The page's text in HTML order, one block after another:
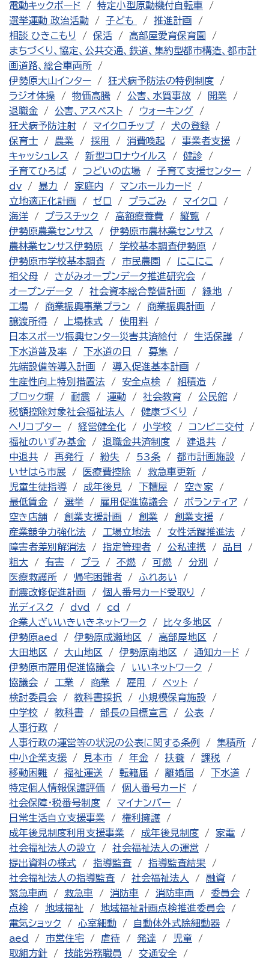
電動キックボード
特定小型原動機付自転車
選挙運動 政治活動
子ども
推進計画
相談 ひきこもり
保活
高部屋愛育保育園
まちづくり、協定、公共交通、鉄道、集約型都市構造、都市計
画道路、総合車両所
伊勢原大山インター
狂犬病予防法の特例制度
ラジオ体操
物価高騰 公害、水質事故
開業
退職金
公害、アスベスト
ウォーキング
狂犬病予防注射
マイクロチップ
犬の登録
保育士
農業 採用 消費喚起
事業者支援
キャッシュレス
新型コロナウイルス
健診
子育てひろば
つどいの広場
子育て支援センター
dv
暴力 家庭内
マンホールカード
立地適正化計画
ゼロ プラごみ
マイクロ
海洋
プラスチック 高額療養費
縦覧
伊勢原農業センサス
伊勢原市農林業センサス
農林業センサス伊勢原
学校基本調査伊勢原
伊勢原市学校基本調査
市民農園
にこにこ
祖父母
さがみオープンデータ推進研究会
オープンデータ
社会資本総合整備計画
緑地
工場
商業振興事業プラン
商業振興計画
譲渡所得
上場株式
使用料
日本スポーツ振興センター災害共済給付
生活保護
下水道普及率
下水道の日
募集
先端設備等導入計画
導入促進基本計画
生産性向上特別措置法
安全点検
組積造
ブロック塀
耐震 運動 社会教育
公民館
税額控除対象社会福祉法人
健康づくり
ヘリコプター
経営健全化 小学校
コンビニ交付
福祉のいずみ基金
退職金共済制度
建退共
中退共
再発行 紛失 53条
都市計画施設
いせはら市展
医療費控除
救急車更新
児童生徒指導
成年後見 下糟屋
空き家
最低賃金
選挙 雇用促進協議会
ボランティア
空き店舗
創業支援計画 創業
創業支援
産業競争力強化法
工場立地法
女性活躍推進法
障害者差別解消法
指定管理者 公私連携
品目
粗大
有害 プラ 不燃 可燃
分別
医療救護所
帰宅困難者
ふれあい
耐震改修促進計画
個人番号カード受取り
光ディスク
dvd
cd
企業人ざいいきいきネットワーク
比々多地区
伊勢原aed
伊勢原成瀬地区
高部屋地区
大田地区
大山地区 伊勢原南地区
通知カード
伊勢原市雇用促進協議会
いいネットワーク
協議会
工業 商業 雇用
ペット
検討委員会
教科書採択
小規模保育施設
中学校
教科書 部長の目標宣言
公表
人事行政
人事行政の運営等の状況の公表に関する条例
集積所
中小企業支援
見本市 年金 扶養
課税
移動困難
福祉運送 転籍届 離婚届
下水道
特定個人情報保護評価
個人番号カード
社会保障・税番号制度
マイナンバー
日常生活自立支援事業
権利擁護
成年後見制度利用支援事業
成年後見制度
家電
社会福祉法人の設立
社会福祉法人の運営
提出資料の様式
指導監査
指導監査結果
社会福祉法人の指導監査
社会福祉法人
融資
緊急車両
救急車 消防車 消防車両
委員会
点検
地域福祉
地域福祉計画点検推進委員会
電気ショック
心室細動
自動体外式除細動器
aed
市営住宅 虐待 発達
児童
取組方針
技能労務職員 交通安全